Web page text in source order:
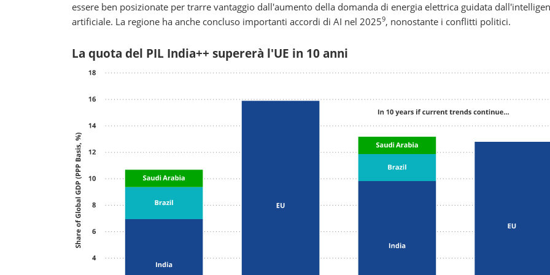
essere ben posizionate per trarre vantaggio dall'aumento della domanda di energia elettrica guidata
artificiale. La regione ha anche concluso importanti accordi di AI nel 20259, nonostante i conflitti politici.
La quota del PIL India++ supererà l'UE in 10 anni